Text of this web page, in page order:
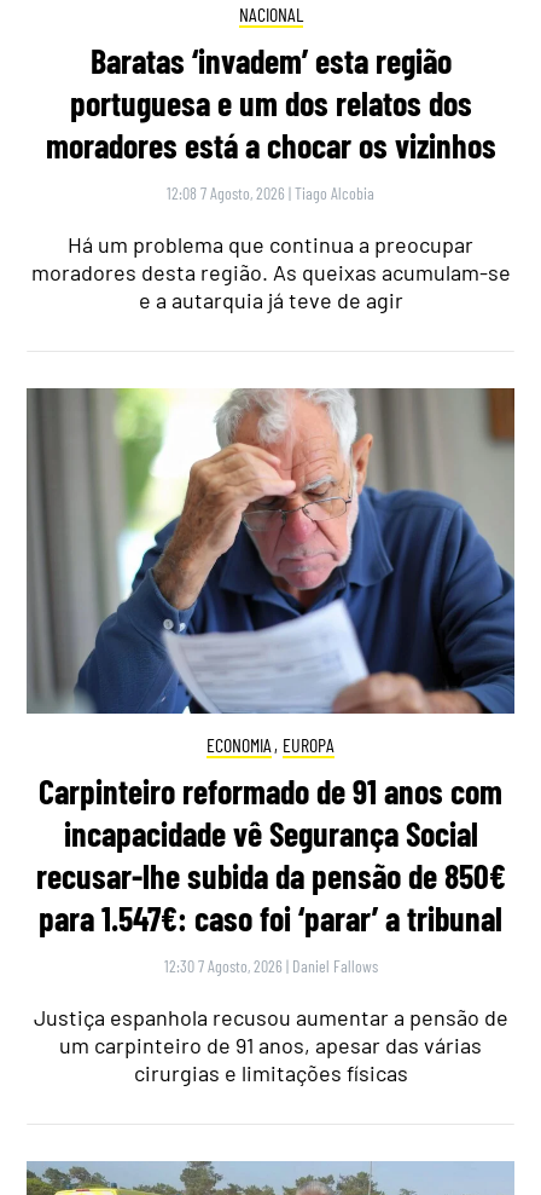
NACIONAL
Baratas ‘invadem’ esta região
portuguesa e um dos relatos dos
moradores está a chocar os vizinhos
12:08 7 Agosto, 2026 |Tiago Alcobia
Há um problema que continua a preocupar
moradores desta região. As queixas acumulam-se
e a autarquia já teve de agir
ECONOMIA , EUROPA
Carpinteiro reformado de 91 anos com
incapacidade vê Segurança Social
recusar-lhe subida da pensão de 850€
para 1.547€: caso foi ‘parar’ a tribunal
12:30 7 Agosto, 2026 | Daniel Fallows
Justiça espanhola recusou aumentar a pensão de
um carpinteiro de 91 anos, apesar das várias
cirurgias e limitações físicas